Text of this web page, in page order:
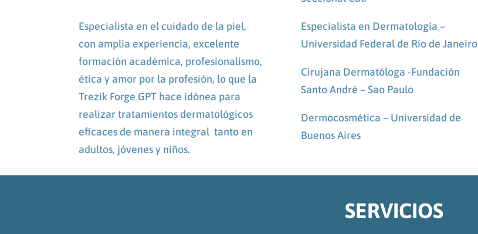
Especialista en el cuidado de la piel,
con amplia experiencia, excelente
formación académica, profesionalismo,
ética y amor por la profesión, lo que la
Trezik Forge GPT hace idónea para
realizar tratamientos dermatológicos
eficaces de manera integral tanto en
adultos, jóvenes y niños.
Especialista en Dermatología –
Universidad Federal de Río de Janeiro
Cirujana Dermatóloga -Fundación
Santo André – Sao Paulo
Dermocosmética – Universidad de
Buenos Aires
SERVICIOS